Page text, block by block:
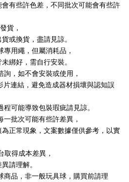
有些許色差，不同批次可能會有些許
貨，
或換貨，盡請見諒。
用繩，但屬消耗品，
綁好，需自行安裝。
詢，如不會安裝或使用，
連結，避免造成器材損壞與認知誤
可能導致包裝瑕疵請見諒。
一批次可能有些許差異，
正常現象，文案數據僅供參考，以實
取得成本差異，
請理解。
商品，非一般玩具球，購買前請理